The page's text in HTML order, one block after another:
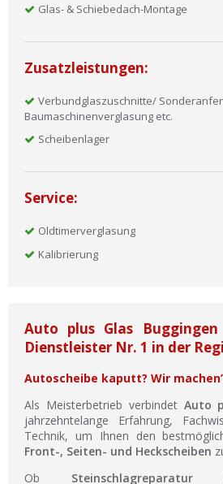
Glas- & Schiebedach-Montage
Zusatzleistungen:
Verbundglaszuschnitte/
Baumaschinenverglasung etc.
Scheibenlager
Service:
Oldtimerverglasung
Kalibrierung
Auto plus Glas
Dienstleister Nr. 1 in der
Autoscheibe kaputt? Wir
Als Meisterbetrieb verbindet Auto
jahrzehntelange Erfahrung,
Technik, um Ihnen den
Front-, Seiten- und Heckscheiben
Ob Steinschlagreparatur